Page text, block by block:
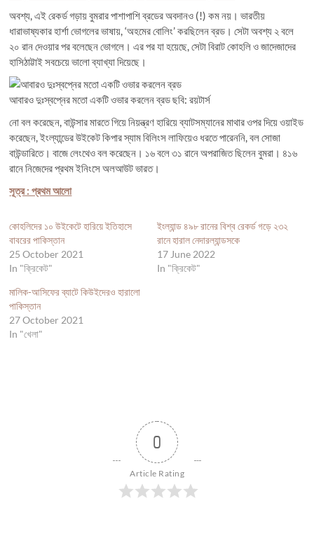
অবশ্য, এই রেকর্ড গড়ায় বুমরার পাশাপাশি ব্রডের অবদানও (!) কম নয়। ভারতীয়
ধারাভাষ্যকার হার্শা ভোগলের ভাষায়, ‘অহমের বোলিং’ করছিলেন ব্রড। সেটা অবশ্য ২ বলে
২০ রান দেওয়ার পর বলেছেন ভোগলে। এর পর যা হয়েছে, সেটা বিরাট কোহলি ও জাদেজাদের
হাসিঠাট্টাই সবচেয়ে ভালো ব্যাখ্যা দিয়েছে।
আবারও দুঃস্বপ্নের মতো একটি ওভার করলেন ব্রড ছবি: রয়টার্স
নো বল করেছেন, বাউন্সার মারতে গিয়ে নিয়ন্ত্রণ হারিয়ে ব্যাটসম্যানের মাথার ওপর দিয়ে ওয়াইড
করেছেন, ইংল্যান্ডের উইকেট কিপার স্যাম বিলিংস লাফিয়েও ধরতে পারেননি, বল সোজা
বাউন্ডারিতে। বাজে লেংথেও বল করেছেন। ১৬ বলে ৩১ রানে অপরাজিত ছিলেন বুমরা। ৪১৬
রানে নিজেদের প্রথম ইনিংসে অলআউট ভারত।
সূত্র : প্রথম আলো
কোহলিদের ১০ উইকেটে হারিয়ে ইতিহাসে
বাবরের পাকিস্তান
25 October 2021
In "ক্রিকেট"
ইংল্যান্ড ৪৯৮ রানের বিশ্ব রেকর্ড গড়ে ২৩২
রানে হারাল নেদারল্যান্ডসকে
17 June 2022
In "ক্রিকেট"
মালিক-আসিফের ব্যাটে কিউইদেরও হারালো
পাকিস্তান
27 October 2021
In "খেলা"
0
Article Rating